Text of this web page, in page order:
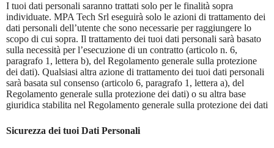
I tuoi dati personali saranno trattati solo per le finalità sopra
individuate. MPA Tech Srl eseguirà solo le azioni di trattamento dei
dati personali dell’utente che sono necessarie per raggiungere lo
scopo di cui sopra. Il trattamento dei tuoi dati personali sarà basato
sulla necessità per l’esecuzione di un contratto (articolo n. 6,
paragrafo 1, lettera b), del Regolamento generale sulla protezione
dei dati). Qualsiasi altra azione di trattamento dei tuoi dati personali
sarà basata sul consenso (articolo 6, paragrafo 1, lettera a), del
Regolamento generale sulla protezione dei dati) o su altra base
giuridica stabilita nel Regolamento generale sulla protezione dei dati
Sicurezza dei tuoi Dati Personali